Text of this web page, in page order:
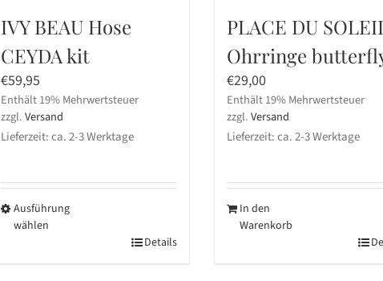
IVY BEAU Hose
CEYDA kit
€59,95
Enthält 19% Mehrwertsteuer
zzgl.Versand
Lieferzeit: ca. 2-3 Werktage
Ausführung
wählen
Details
PLACE DU
Ohrringe
€29,00
Enthält 19% Mehrwertsteuer
zzgl.Versand
Lieferzeit: ca. 2-3 Werktage
In den
Warenkorb